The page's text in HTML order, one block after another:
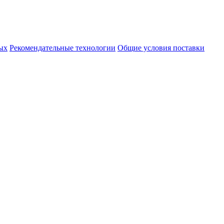
Рекомендательные технологии Общие условия поставки